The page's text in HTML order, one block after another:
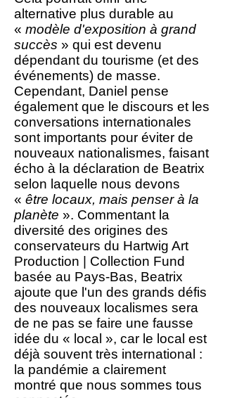
alternative plus durable au
« modèle d'exposition à grand
succès » qui est devenu
dépendant du tourisme (et des
événements) de masse.
Cependant, Daniel pense
également que le discours et les
conversations internationales
sont importants pour éviter de
nouveaux nationalismes, faisant
écho à la déclaration de Beatrix
selon laquelle nous devons
« être locaux, mais penser à la
planète ». Commentant la
diversité des origines des
conservateurs du Hartwig Art
Production | Collection Fund
basée au Pays-Bas, Beatrix
ajoute que l'un des grands défis
des nouveaux localismes sera
de ne pas se faire une fausse
idée du « local », car le local est
déjà souvent très international :
la pandémie a clairement
montré que nous sommes tous